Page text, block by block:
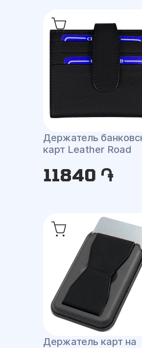
Держатель
карт Leather Road
11840 ֏
Держатель карт на